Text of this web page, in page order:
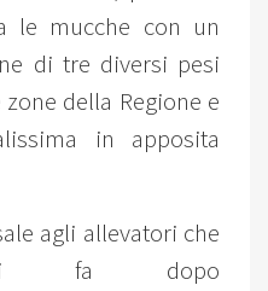
le mucche con un
di tre diversi pesi
della Regione e
in apposita
agli allevatori che
fa dopo